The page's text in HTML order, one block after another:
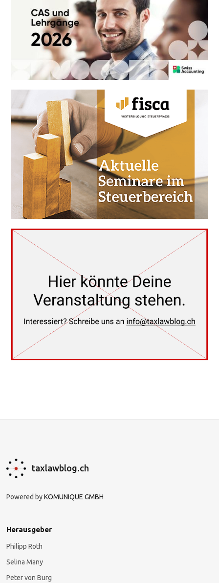
taxlawblog.ch
Powered byKOMUNIQUE GMBH
Herausgeber
Philipp Roth
Selina Many
Peter von Burg